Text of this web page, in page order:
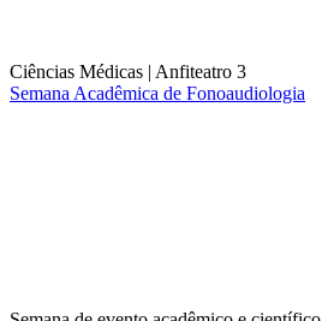
Ciências Médicas | Anfiteatro 3
Semana Acadêmica de Fonoaudiologia